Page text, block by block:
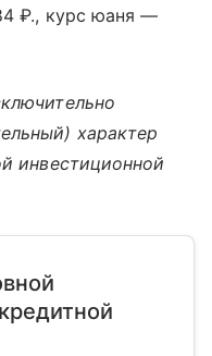
₽., курс юаня —
характер
инвестиционной